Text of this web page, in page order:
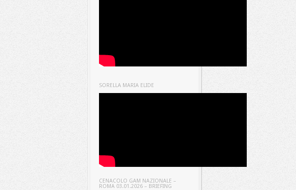
SORELLA MARIA ELIDE
CENACOLO GAM NAZIONALE –
ROMA 03.01.2026 – BRIEFING